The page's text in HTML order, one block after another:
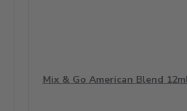
Mix & Go American Blend